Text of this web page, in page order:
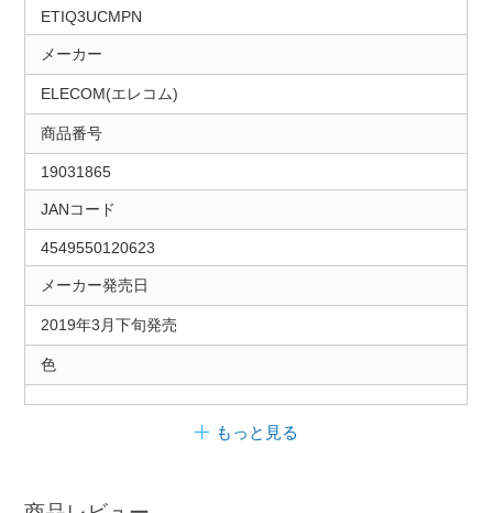
ETIQ3UCMPN
メーカー
ELECOM(エレコム)
商品番号
19031865
JANコード
4549550120623
メーカー発売日
2019年3月下旬発売
色
もっと見る